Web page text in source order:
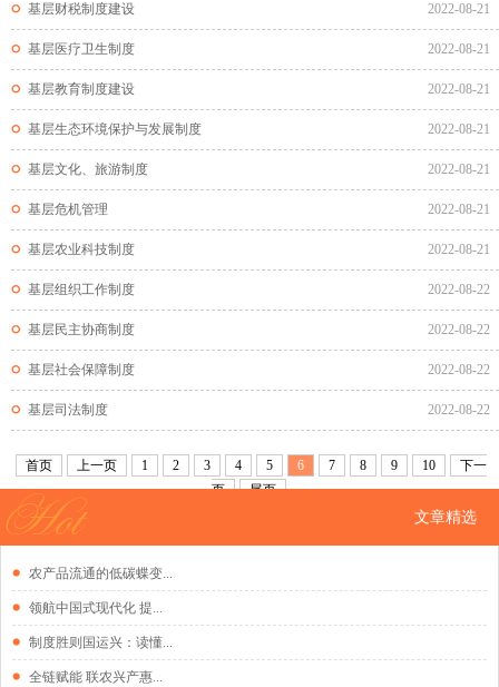
2022-08-21
基层财税制度建设
2022-08-21
基层医疗卫生制度
2022-08-21
基层教育制度建设
2022-08-21
基层生态环境保护与发展制度
2022-08-21
基层文化、旅游制度
2022-08-21
基层危机管理
2022-08-21
基层农业科技制度
2022-08-22
基层组织工作制度
2022-08-22
基层民主协商制度
2022-08-22
基层社会保障制度
2022-08-22
基层司法制度
首页 上一页 1 2 3 4 5 6 7 8 9 10
下一
页
尾页
文章精选
农产品流通的低碳蝶变...
领航中国式现代化 提...
制度胜则国运兴：读懂...
全链赋能 联农兴产惠...